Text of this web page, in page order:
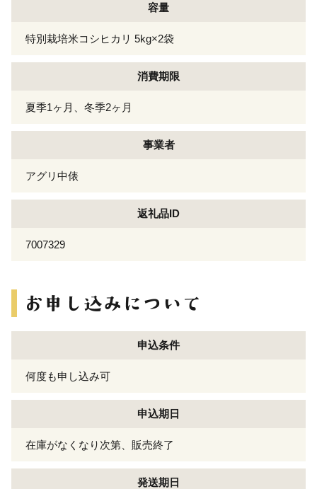
容量
特別栽培米コシヒカリ 5kg×2袋
消費期限
夏季1ヶ月、冬季2ヶ月
事業者
アグリ中俵
返礼品ID
7007329
申込条件
何度も申し込み可
申込期日
在庫がなくなり次第、販売終了
発送期日